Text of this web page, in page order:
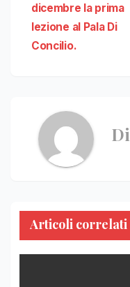
dicembre la prima
lezione al Pala Di
Concilio.
Di
Articoli correlati